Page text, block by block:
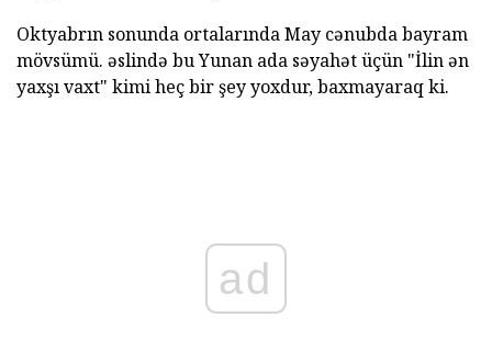
Oktyabrın sonunda ortalarında May cənubda bayram
mövsümü. əslində bu Yunan ada səyahət üçün "İlin ən
yaxşı vaxt" kimi heç bir şey yoxdur, baxmayaraq ki.
ad